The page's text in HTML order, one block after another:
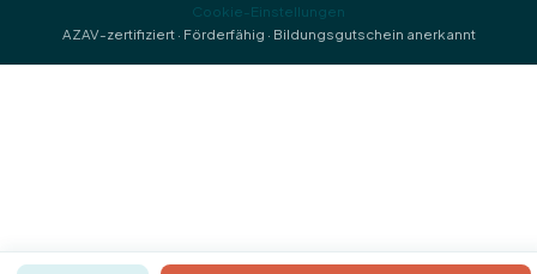
Cookie-Einstellungen
AZAV-zertifiziert · Förderfähig · Bildungsgutschein anerkannt